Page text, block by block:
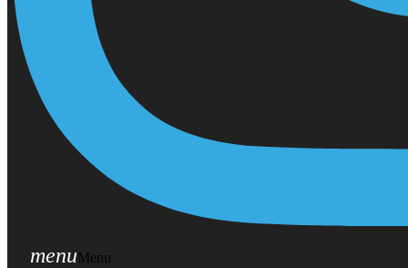
menuMenu